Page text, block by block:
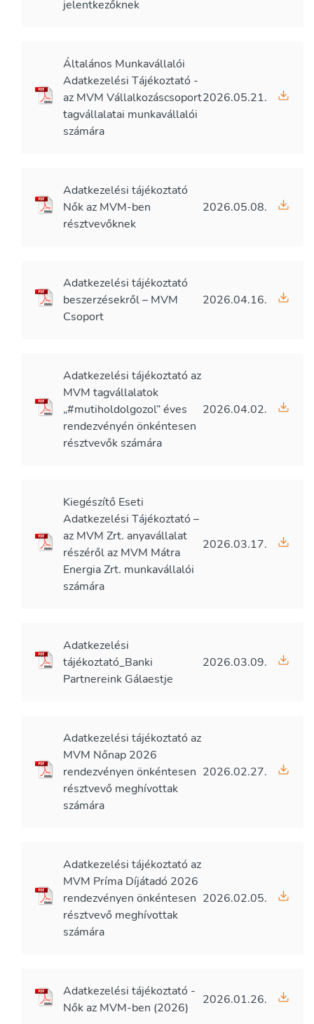
jelentkezőknek
Általános Munkavállalói
Adatkezelési Tájékoztató -
az MVM Vállalkozáscsoport
tagvállalatai munkavállalói
számára
2026.05.21.
Adatkezelési tájékoztató
Nők az MVM-ben
résztvevőknek
2026.05.08.
Adatkezelési tájékoztató
beszerzésekről – MVM
Csoport
2026.04.16.
Adatkezelési tájékoztató az
MVM tagvállalatok
„#mutiholdolgozol” éves
rendezvényén önkéntesen
résztvevők számára
2026.04.02.
Kiegészítő Eseti
Adatkezelési Tájékoztató –
az MVM Zrt. anyavállalat
részéről az MVM Mátra
Energia Zrt. munkavállalói
számára
2026.03.17.
Adatkezelési
tájékoztató_Banki
Partnereink Gálaestje
2026.03.09.
Adatkezelési tájékoztató az
MVM Nőnap 2026
rendezvényen önkéntesen
résztvevő meghívottak
számára
2026.02.27.
Adatkezelési tájékoztató az
MVM Príma Díjátadó 2026
rendezvényen önkéntesen
résztvevő meghívottak
számára
2026.02.05.
Adatkezelési tájékoztató -
Nők az MVM-ben (2026)
2026.01.26.